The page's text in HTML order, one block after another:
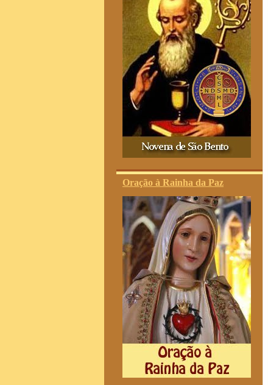
Oração à Rainha da Paz